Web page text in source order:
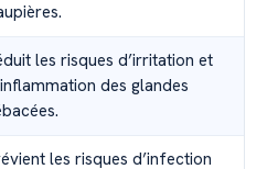
les risques d’irritation et
des glandes
les risques d’infection